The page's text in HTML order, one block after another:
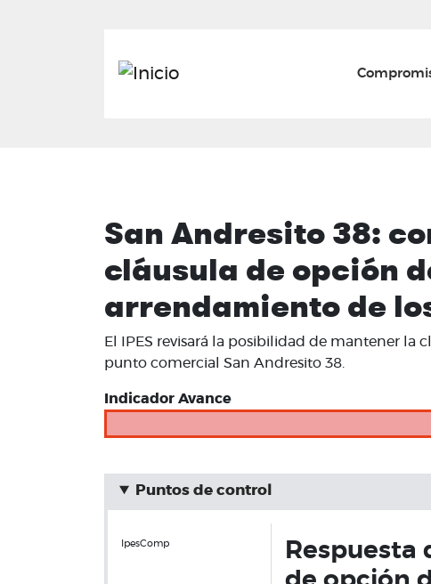
Main
San Andresito 38:
cláusula de opción
arrendamiento de
El IPES revisará la posibilidad de mantener
punto comercial San Andresito 38.
Indicador Avance
Puntos de control
IpesComp
Respuesta